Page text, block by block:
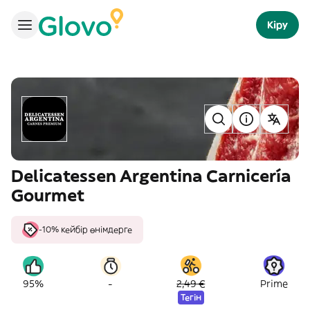
Кіру
Delicatessen Argentina Carnicería
Gourmet
-10% кейбір өнімдерге
95% - 2,49 €
Тегін
Prime